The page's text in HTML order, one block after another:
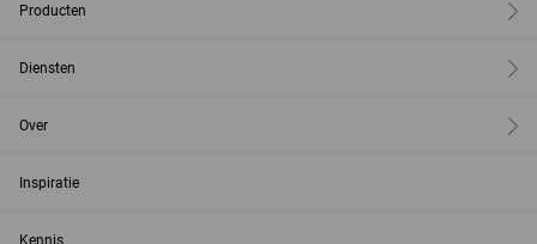
Producten
Diensten
Over
Inspiratie
Kennis